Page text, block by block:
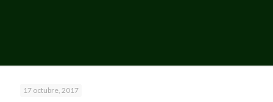
17 octubre, 2017